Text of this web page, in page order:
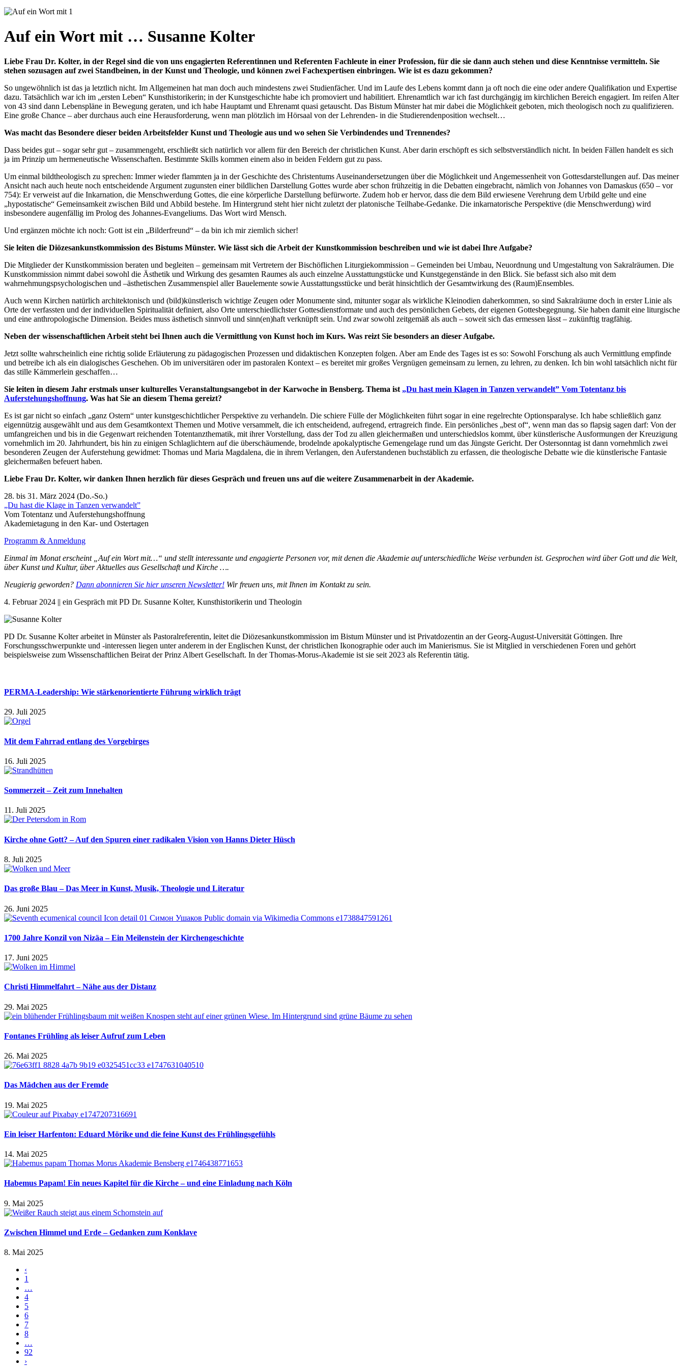
Auf ein Wort mit … Susanne Kolter
Liebe Frau Dr. Kolter, in der Regel sind die von uns engagierten Referentinnen und Referenten Fachleute in einer Profession, für die sie dann auch stehen und diese Kenntnisse vermitteln. Sie
stehen sozusagen auf zwei Standbeinen, in der Kunst und Theologie, und können zwei Fachexpertisen einbringen. Wie ist es dazu gekommen?
So ungewöhnlich ist das ja letztlich nicht. Im Allgemeinen hat man doch auch mindestens zwei Studienfächer. Und im Laufe des Lebens kommt dann ja oft noch die eine oder andere Qualifikation und Expertise
dazu. Tatsächlich war ich im „ersten Leben“ Kunsthistorikerin; in der Kunstgeschichte habe ich promoviert und habilitiert. Ehrenamtlich war ich fast durchgängig im kirchlichen Bereich engagiert. Im reifen Alter
von 43 sind dann Lebenspläne in Bewegung geraten, und ich habe Hauptamt und Ehrenamt quasi getauscht. Das Bistum Münster hat mir dabei die Möglichkeit geboten, mich theologisch noch zu qualifizieren.
Eine große Chance – aber durchaus auch eine Herausforderung, wenn man plötzlich im Hörsaal von der Lehrenden- in die Studierendenposition wechselt…
Was macht das Besondere dieser beiden Arbeitsfelder Kunst und Theologie aus und wo sehen Sie Verbindendes und Trennendes?
Dass beides gut – sogar sehr gut – zusammengeht, erschließt sich natürlich vor allem für den Bereich der christlichen Kunst. Aber darin erschöpft es sich selbstverständlich nicht. In beiden Fällen handelt es sich
ja im Prinzip um hermeneutische Wissenschaften. Bestimmte Skills kommen einem also in beiden Feldern gut zu pass.
Um einmal bildtheologisch zu sprechen: Immer wieder flammten ja in der Geschichte des Christentums Auseinandersetzungen über die Möglichkeit und Angemessenheit von Gottesdarstellungen auf. Das meiner
Ansicht nach auch heute noch entscheidende Argument zugunsten einer bildlichen Darstellung Gottes wurde aber schon frühzeitig in die Debatten eingebracht, nämlich von Johannes von Damaskus (650 – vor
754): Er verweist auf die Inkarnation, die Menschwerdung Gottes, die eine körperliche Darstellung befürworte. Zudem hob er hervor, dass die dem Bild erwiesene Verehrung dem Urbild gelte und eine
„hypostatische“ Gemeinsamkeit zwischen Bild und Abbild bestehe. Im Hintergrund steht hier nicht zuletzt der platonische Teilhabe-Gedanke. Die inkarnatorische Perspektive (die Menschwerdung) wird
insbesondere augenfällig im Prolog des Johannes-Evangeliums. Das Wort wird Mensch.
Und ergänzen möchte ich noch: Gott ist ein „Bilderfreund“ – da bin ich mir ziemlich sicher!
Sie leiten die Diözesankunstkommission des Bistums Münster. Wie lässt sich die Arbeit der Kunstkommission beschreiben und wie ist dabei Ihre Aufgabe?
Die Mitglieder der Kunstkommission beraten und begleiten – gemeinsam mit Vertretern der Bischöflichen Liturgiekommission – Gemeinden bei Umbau, Neuordnung und Umgestaltung von Sakralräumen. Die
Kunstkommission nimmt dabei sowohl die Ästhetik und Wirkung des gesamten Raumes als auch einzelne Ausstattungstücke und Kunstgegenstände in den Blick. Sie befasst sich also mit dem
wahrnehmungspsychologischen und –ästhetischen Zusammenspiel aller Bauelemente sowie Ausstattungsstücke und berät hinsichtlich der Gesamtwirkung des (Raum)Ensembles.
Auch wenn Kirchen natürlich architektonisch und (bild)künstlerisch wichtige Zeugen oder Monumente sind, mitunter sogar als wirkliche Kleinodien daherkommen, so sind Sakralräume doch in erster Linie als
Orte der verfassten und der individuellen Spiritualität definiert, also Orte unterschiedlichster Gottesdienstformate und auch des persönlichen Gebets, der eigenen Gottesbegegnung. Sie haben damit eine liturgische
und eine anthropologische Dimension. Beides muss ästhetisch sinnvoll und sinn(en)haft verknüpft sein. Und zwar sowohl zeitgemäß als auch – soweit sich das ermessen lässt – zukünftig tragfähig.
Neben der wissenschaftlichen Arbeit steht bei Ihnen auch die Vermittlung von Kunst hoch im Kurs. Was reizt Sie besonders an dieser Aufgabe.
Jetzt sollte wahrscheinlich eine richtig solide Erläuterung zu pädagogischen Prozessen und didaktischen Konzepten folgen. Aber am Ende des Tages ist es so: Sowohl Forschung als auch Vermittlung empfinde
und betreibe ich als ein dialogisches Geschehen. Ob im universitären oder im pastoralen Kontext – es bereitet mir großes Vergnügen gemeinsam zu lernen, zu lehren, zu denken. Ich bin wohl tatsächlich nicht für
das stille Kämmerlein geschaffen…
Sie leiten in diesem Jahr erstmals unser kulturelles Veranstaltungsangebot in der Karwoche in Bensberg. Thema ist „Du hast mein Klagen in Tanzen verwandelt” Vom Totentanz bis
Auferstehungshoffnung. Was hat Sie an diesem Thema gereizt?
Es ist gar nicht so einfach „ganz Ostern“ unter kunstgeschichtlicher Perspektive zu verhandeln. Die schiere Fülle der Möglichkeiten führt sogar in eine regelrechte Optionsparalyse. Ich habe schließlich ganz
eigennützig ausgewählt und aus dem Gesamtkontext Themen und Motive versammelt, die ich entscheidend, aufregend, ertragreich finde. Ein persönliches „best of“, wenn man das so flapsig sagen darf: Von der
umfangreichen und bis in die Gegenwart reichenden Totentanzthematik, mit ihrer Vorstellung, dass der Tod zu allen gleichermaßen und unterschiedslos kommt, über künstlerische Ausformungen der Kreuzigung
vornehmlich im 20. Jahrhundert, bis hin zu einigen Schlaglichtern auf die überschäumende, brodelnde apokalyptische Gemengelage rund um das Jüngste Gericht. Der Ostersonntag ist dann vornehmlich zwei
besonderen Zeugen der Auferstehung gewidmet: Thomas und Maria Magdalena, die in ihrem Verlangen, den Auferstandenen buchstäblich zu erfassen, die theologische Debatte wie die künstlerische Fantasie
gleichermaßen befeuert haben.
Liebe Frau Dr. Kolter, wir danken Ihnen herzlich für dieses Gespräch und freuen uns auf die weitere Zusammenarbeit in der Akademie.
28. bis 31. März 2024 (Do.-So.)
„Du hast die Klage in Tanzen verwandelt”
Vom Totentanz und Auferstehungshoffnung
Akademietagung in den Kar- und Ostertagen
Programm & Anmeldung
Einmal im Monat erscheint „Auf ein Wort mit…“ und stellt interessante und engagierte Personen vor, mit denen die Akademie auf unterschiedliche Weise verbunden ist. Gesprochen wird über Gott und die Welt,
über Kunst und Kultur, über Aktuelles aus Gesellschaft und Kirche ….
Neugierig geworden? Dann abonnieren Sie hier unseren Newsletter! Wir freuen uns, mit Ihnen im Kontakt zu sein.
4. Februar 2024 || ein Gespräch mit PD Dr. Susanne Kolter, Kunsthistorikerin und Theologin
PD Dr. Susanne Kolter arbeitet in Münster als Pastoralreferentin, leitet die Diözesankunstkommission im Bistum Münster und ist Privatdozentin an der Georg-August-Universität Göttingen. Ihre
Forschungsschwerpunkte und -interessen liegen unter anderem in der Englischen Kunst, der christlichen Ikonographie oder auch im Manierismus. Sie ist Mitglied in verschiedenen Foren und gehört
beispielsweise zum Wissenschaftlichen Beirat der Prinz Albert Gesellschaft. In der Thomas-Morus-Akademie ist sie seit 2023 als Referentin tätig.
PERMA-Leadership: Wie stärkenorientierte Führung wirklich trägt
29. Juli 2025
Mit dem Fahrrad entlang des Vorgebirges
16. Juli 2025
Sommerzeit – Zeit zum Innehalten
11. Juli 2025
Kirche ohne Gott? – Auf den Spuren einer radikalen Vision von Hanns Dieter Hüsch
8. Juli 2025
Das große Blau – Das Meer in Kunst, Musik, Theologie und Literatur
26. Juni 2025
1700 Jahre Konzil von Nizäa – Ein Meilenstein der Kirchengeschichte
17. Juni 2025
Christi Himmelfahrt – Nähe aus der Distanz
29. Mai 2025
Fontanes Frühling als leiser Aufruf zum Leben
26. Mai 2025
Das Mädchen aus der Fremde
19. Mai 2025
Ein leiser Harfenton: Eduard Mörike und die feine Kunst des Frühlingsgefühls
14. Mai 2025
Habemus Papam! Ein neues Kapitel für die Kirche – und eine Einladung nach Köln
9. Mai 2025
Zwischen Himmel und Erde – Gedanken zum Konklave
8. Mai 2025
‹
1
…
4
5
6
7
8
…
92
›